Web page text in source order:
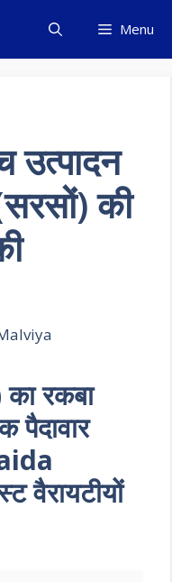
Menu
उत्पादन
की
का रकबा
पैदावार
वैरायटीयों